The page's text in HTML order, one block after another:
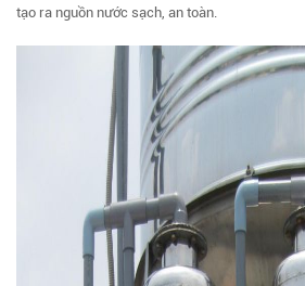
tạo ra nguồn nước sạch, an toàn.